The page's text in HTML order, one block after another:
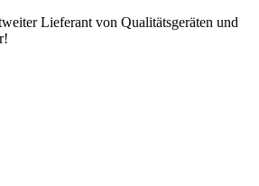
Lieferant von Qualitätsgeräten und